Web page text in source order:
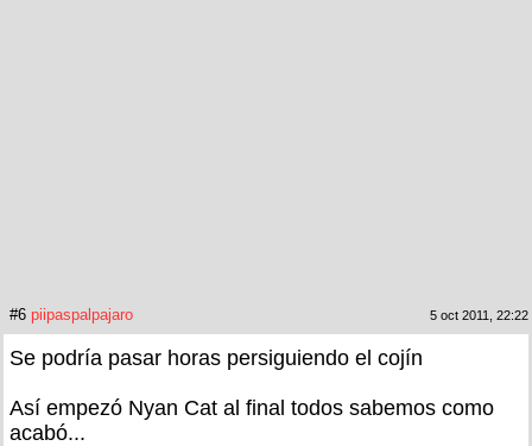
#6 piipaspalpajaro 5 oct 2011, 22:22
Se podría pasar horas persiguiendo el cojín
Así empezó Nyan Cat al final todos sabemos como
acabó...